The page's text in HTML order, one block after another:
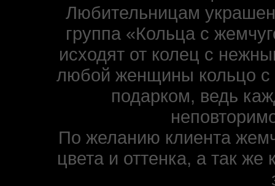
Любительницам
группа «Кольца с
исходят от колец с
любой женщины кольцо
подарком, ведь
По желанию клиента
цвета и оттенка, а так же